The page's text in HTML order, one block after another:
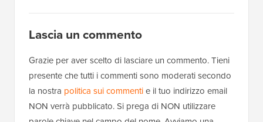
Lascia un commento
Grazie per aver scelto di lasciare un commento. Tieni
presente che tutti i commenti sono moderati secondo
la nostra politica sui commentie il tuo indirizzo email
NON verrà pubblicato. Si prega di NON utilizzare
parole chiave nel campo del nome. Avviamo una